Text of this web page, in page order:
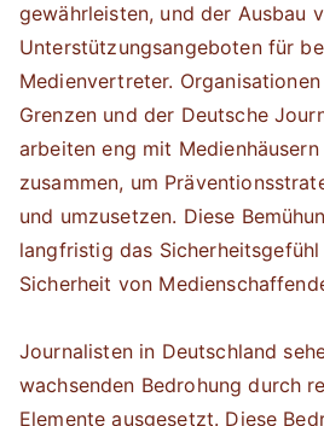
gewährleisten, und der Ausbau
Unterstützungsangeboten für
Medienvertreter.
Grenzen und der Deutsche
arbeiten eng mit
zusammen, um
und umzusetzen. Diese
langfristig das
Sicherheit von
Journalisten in Deutschland
wachsenden Bedrohung durch
Elemente ausgesetzt. Diese